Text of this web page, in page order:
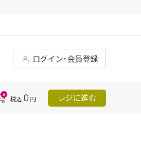
ログイン･会員登録
0
税込 0 円 レジに進む